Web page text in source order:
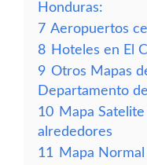
Honduras:
7 Aeropuertos
8 Hoteles en El
9 Otros Mapas
Departamento
10 Mapa
alrededores
11
Mapa